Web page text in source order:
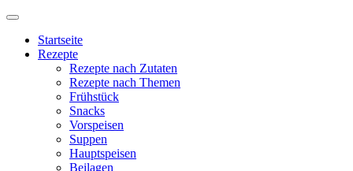
Startseite
Rezepte
Rezepte nach Zutaten
Rezepte nach Themen
Frühstück
Snacks
Vorspeisen
Suppen
Hauptspeisen
Beilagen